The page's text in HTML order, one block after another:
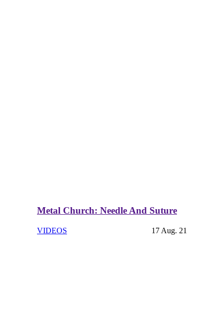
Metal Church: Needle And Suture
VIDEOS 17 Aug. 21